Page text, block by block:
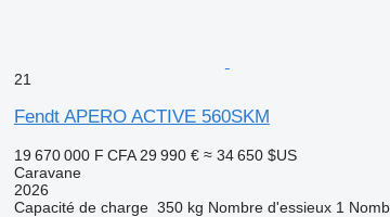
21
Fendt APERO ACTIVE 560SKM
19 670 000 F CFA 29 990 € ≈ 34 650 $US
Caravane
2026
Capacité de charge 350 kg Nombre d'essieux 1